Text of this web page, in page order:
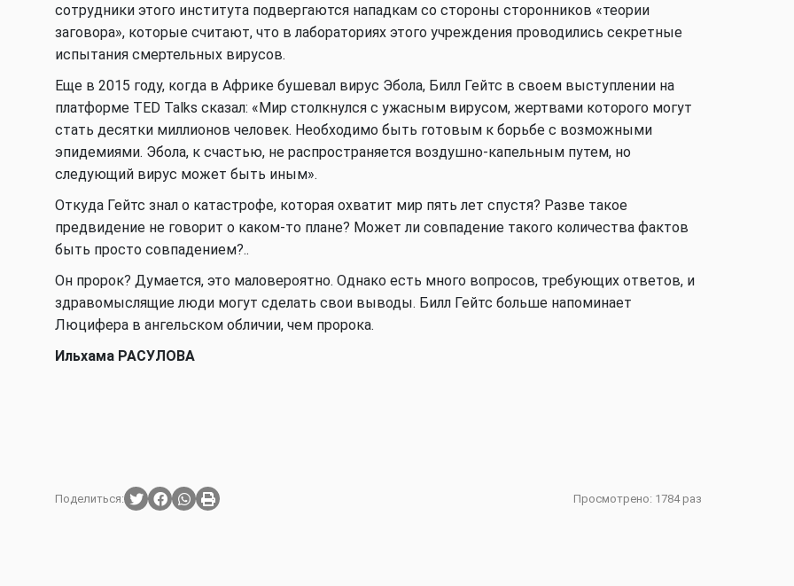
сотрудники этого института подвергаются нападкам со стороны сторонников «теории
заговора», которые считают, что в лабораториях этого учреждения проводились секретные
испытания смертельных вирусов.
Еще в 2015 году, когда в Африке бушевал вирус Эбола, Билл Гейтс в своем выступлении на
платформе TED Talks сказал: «Мир столкнулся с ужасным вирусом, жертвами которого могут
стать десятки миллионов человек. Необходимо быть готовым к борьбе с возможными
эпидемиями. Эбола, к счастью, не распространяется воздушно-капельным путем, но
следующий вирус может быть иным».
Откуда Гейтс знал о катастрофе, которая охватит мир пять лет спустя? Разве такое
предвидение не говорит о каком-то плане? Может ли совпадение такого количества фактов
быть просто совпадением?..
Он пророк? Думается, это маловероятно. Однако есть много вопросов, требующих ответов, и
здравомыслящие люди могут сделать свои выводы. Билл Гейтс больше напоминает
Люцифера в ангельском обличии, чем пророка.
Ильхама РАСУЛОВА
Поделиться: Просмотрено: 1784 раз